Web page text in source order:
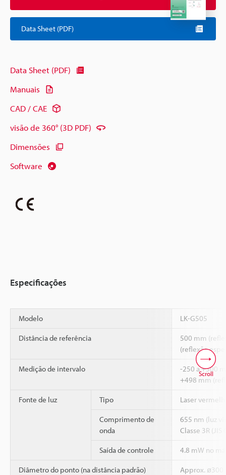
Data Sheet (PDF)
Data Sheet (PDF)
Manuais
CAD / CAE
visão de 360° (3D PDF)
Dimensões
Software
Especificações
Modelo LK-G505
Distância de referência
500 mm
(reflexão
Medição de intervalo
-250 a +500
+498 mm
Fonte de luz Tipo Laser
Comprimento de
onda
655 nm (luz
Classe 3R (JIS
Saída de controle 4.8 mW no
Diâmetro do ponto (na distância padrão) Approx. ø300
Scroll